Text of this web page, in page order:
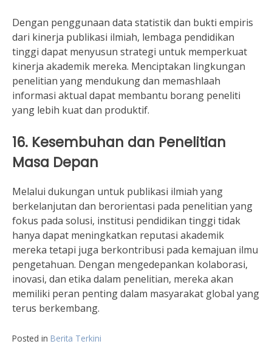
Dengan penggunaan data statistik dan bukti empiris
dari kinerja publikasi ilmiah, lembaga pendidikan
tinggi dapat menyusun strategi untuk memperkuat
kinerja akademik mereka. Menciptakan lingkungan
penelitian yang mendukung dan memashlaah
informasi aktual dapat membantu borang peneliti
yang lebih kuat dan produktif.
16. Kesembuhan dan Penelitian
Masa Depan
Melalui dukungan untuk publikasi ilmiah yang
berkelanjutan dan berorientasi pada penelitian yang
fokus pada solusi, institusi pendidikan tinggi tidak
hanya dapat meningkatkan reputasi akademik
mereka tetapi juga berkontribusi pada kemajuan ilmu
pengetahuan. Dengan mengedepankan kolaborasi,
inovasi, dan etika dalam penelitian, mereka akan
memiliki peran penting dalam masyarakat global yang
terus berkembang.
Posted in Berita Terkini